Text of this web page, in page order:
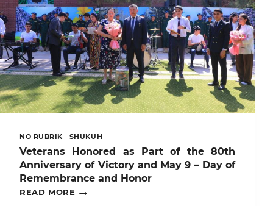
NO RUBRIK | SHUKUH
Veterans Honored as Part of the 80th
Anniversary of Victory and May 9 – Day of
Remembrance and Honor
READ MORE
VETERANS